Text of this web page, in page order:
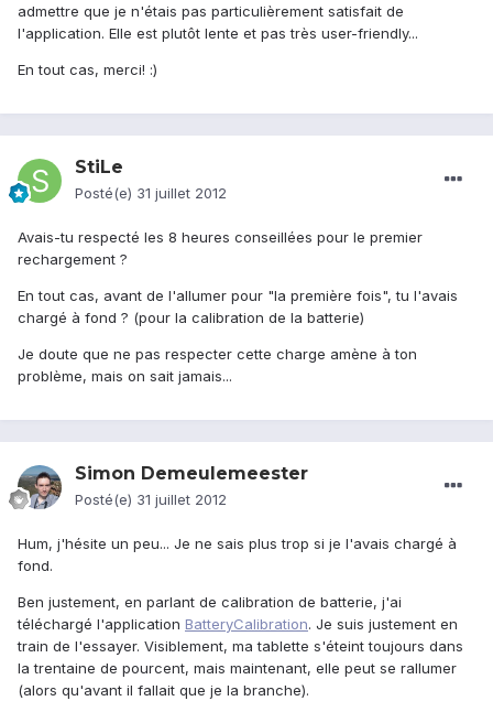
admettre que je n'étais pas particulièrement satisfait de
l'application. Elle est plutôt lente et pas très user-friendly...
En tout cas, merci! :)
StiLe
Posté(e) 31 juillet 2012
Avais-tu respecté les 8 heures conseillées pour le premier
rechargement ?
En tout cas, avant de l'allumer pour "la première fois", tu l'avais
chargé à fond ? (pour la calibration de la batterie)
Je doute que ne pas respecter cette charge amène à ton
problème, mais on sait jamais...
Simon Demeulemeester
Posté(e) 31 juillet 2012
Hum, j'hésite un peu... Je ne sais plus trop si je l'avais chargé à
fond.
Ben justement, en parlant de calibration de batterie, j'ai
téléchargé l'application BatteryCalibration. Je suis justement en
train de l'essayer. Visiblement, ma tablette s'éteint toujours dans
la trentaine de pourcent, mais maintenant, elle peut se rallumer
(alors qu'avant il fallait que je la branche).